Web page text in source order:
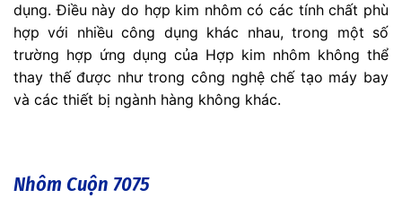
dụng. Điều này do hợp kim nhôm có các tính chất phù
hợp với nhiều công dụng khác nhau, trong một số
trường hợp ứng dụng của Hợp kim nhôm không thể
thay thế được như trong công nghệ chế tạo máy bay
và các thiết bị ngành hàng không khác.
Nhôm Cuộn 7075